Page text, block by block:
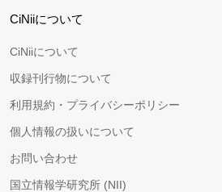
CiNiiについて
CiNiiについて
収録刊行物について
利用規約・プライバシーポリシー
個人情報の扱いについて
お問い合わせ
国立情報学研究所 (NII)